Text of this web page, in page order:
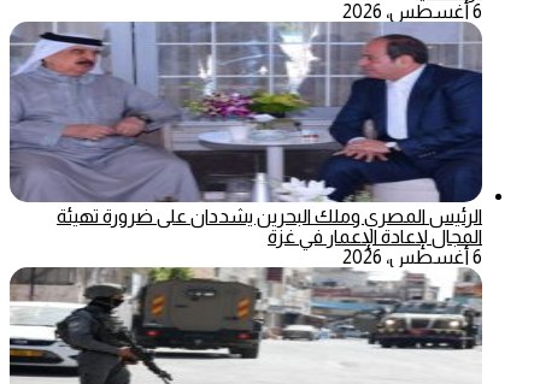
6 أغسطس، 2026
الرئيس المصري وملك البحرين يشددان على ضرورة تهيئة
المجال لإعادة الإعمار في غزة
6 أغسطس، 2026